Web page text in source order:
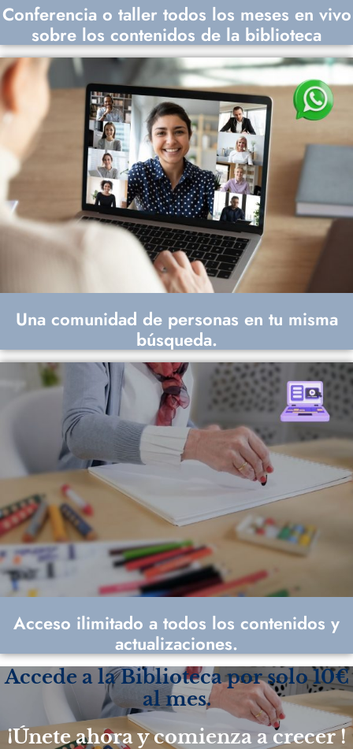
Conferencia o taller todos los meses en vivo
sobre los contenidos de la biblioteca
Una comunidad de personas en tu misma
búsqueda.
Acceso ilimitado a todos los contenidos y
actualizaciones.
Accede a la Biblioteca por solo 10€
al mes.
¡Únete ahora y comienza a crecer !